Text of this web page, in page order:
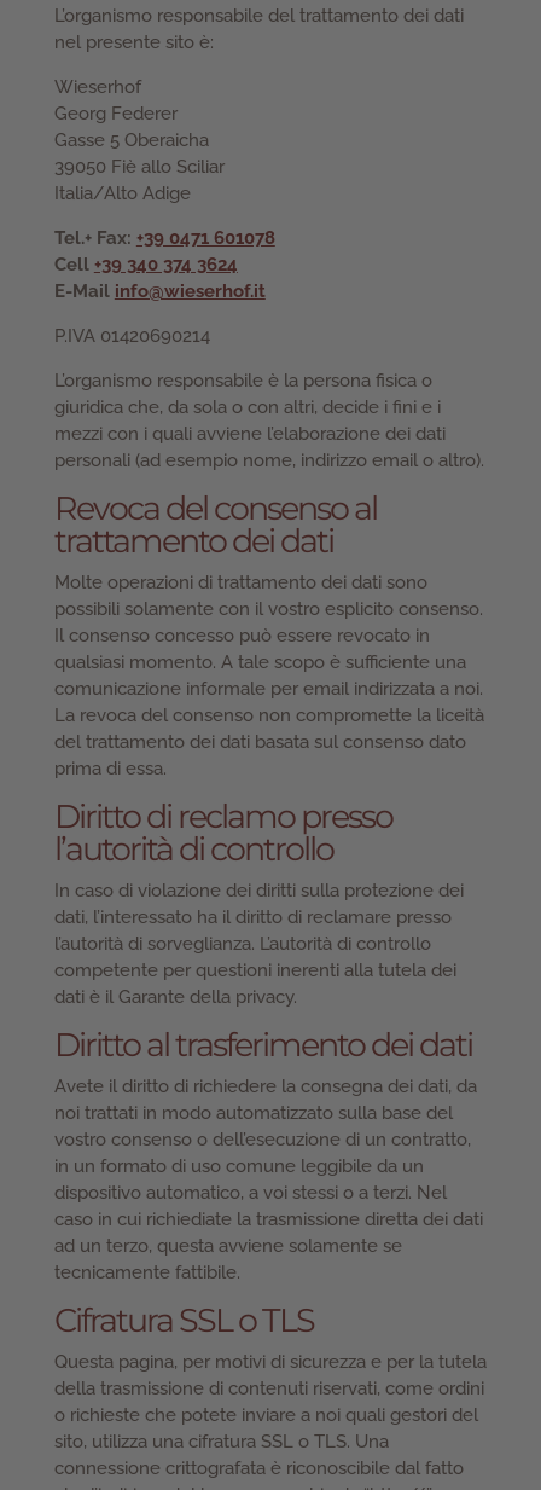
L’organismo responsabile del trattamento dei dati
nel presente sito è:
Wieserhof
Georg Federer
Gasse 5 Oberaicha
39050 Fiè allo Sciliar
Italia/Alto Adige
Tel.+ Fax: +39 0471 601078
Cell +39 340 374 3624
E-Mail info@wieserhof.it
P.IVA 01420690214
L’organismo responsabile è la persona fisica o
giuridica che, da sola o con altri, decide i fini e i
mezzi con i quali avviene l’elaborazione dei dati
personali (ad esempio nome, indirizzo email o altro).
Revoca del consenso al
trattamento dei dati
Molte operazioni di trattamento dei dati sono
possibili solamente con il vostro esplicito consenso.
Il consenso concesso può essere revocato in
qualsiasi momento. A tale scopo è sufficiente una
comunicazione informale per email indirizzata a noi.
La revoca del consenso non compromette la liceità
del trattamento dei dati basata sul consenso dato
prima di essa.
Diritto di reclamo presso
l’autorità di controllo
In caso di violazione dei diritti sulla protezione dei
dati, l’interessato ha il diritto di reclamare presso
l’autorità di sorveglianza. L’autorità di controllo
competente per questioni inerenti alla tutela dei
dati è il Garante della privacy.
Diritto al trasferimento dei dati
Avete il diritto di richiedere la consegna dei dati, da
noi trattati in modo automatizzato sulla base del
vostro consenso o dell’esecuzione di un contratto,
in un formato di uso comune leggibile da un
dispositivo automatico, a voi stessi o a terzi. Nel
caso in cui richiediate la trasmissione diretta dei dati
ad un terzo, questa avviene solamente se
tecnicamente fattibile.
Cifratura SSL o TLS
Questa pagina, per motivi di sicurezza e per la tutela
della trasmissione di contenuti riservati, come ordini
o richieste che potete inviare a noi quali gestori del
sito, utilizza una cifratura SSL o TLS. Una
connessione crittografata è riconoscibile dal fatto